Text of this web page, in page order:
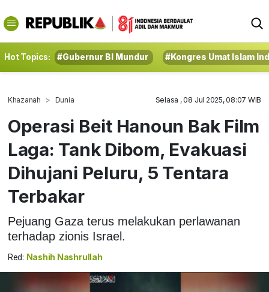
Hot Topics: #Gubernur BI Mundur #Kongres Umat Islam
Khazanah Dunia Selasa , 08 Jul 2025, 08:07 WIB
Operasi Beit Hanoun Bak Film
Laga: Tank Dibom, Evakuasi
Dihujani Peluru, 5 Tentara
Terbakar
Pejuang Gaza terus melakukan perlawanan
terhadap zionis Israel.
Red: Nashih Nashrullah